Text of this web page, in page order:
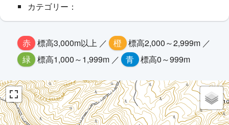
カテゴリー：
赤 標高3,000m以上 ／ 橙
標高2,000～2,999m ／
緑 標高1,000～1,999m ／ 青 標高0～999m